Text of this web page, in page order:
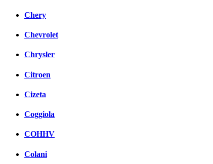
Chery
Chevrolet
Chrysler
Citroen
Cizeta
Coggiola
COHHV
Colani